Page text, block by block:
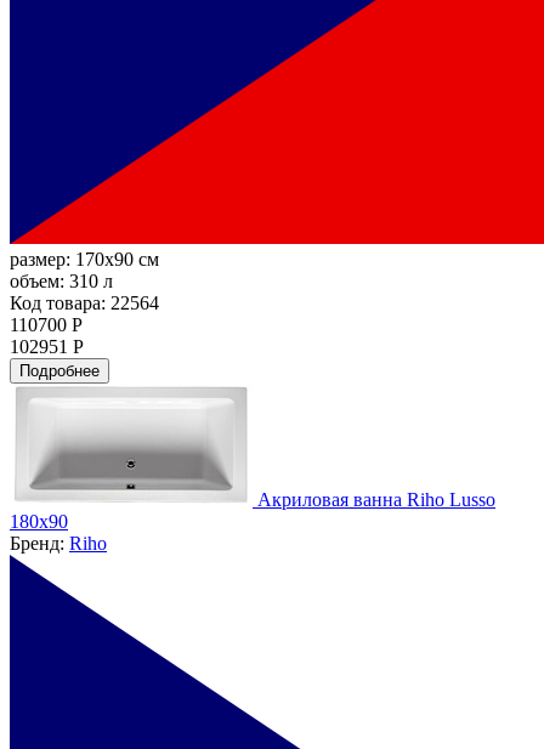
размер: 170x90 см
объем: 310 л
Код товара: 22564
110700 Р
102951 Р
Подробнее
Акриловая ванна Riho Lusso
180x90
Бренд: Riho